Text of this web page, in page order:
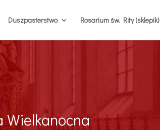
Duszpasterstwo Rosarium św. Rity (sklepik)
Wielkanocna